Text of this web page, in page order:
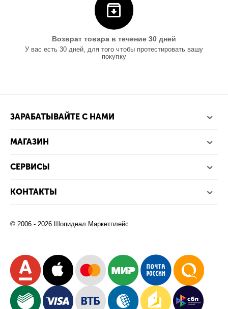
Возврат товара в течение 30 дней
У вас есть 30 дней, для того чтобы протестировать вашу
покупку
ЗАРАБАТЫВАЙТЕ С НАМИ
МАГАЗИН
СЕРВИСЫ
КОНТАКТЫ
© 2006 - 2026 Шопидеал.Маркетплейс